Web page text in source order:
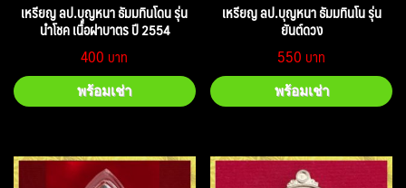
เหรียญ ลป.บุญหนา ธัมมทินโดน รุ่น
นำโชค เนื้อฝาบาตร ปี 2554
400
พร้อมเช่า
เหรียญ ลป.บุญหนา ธัมมทินโน รุ่น
ยันต์ดวง
550
พร้อมเช่า